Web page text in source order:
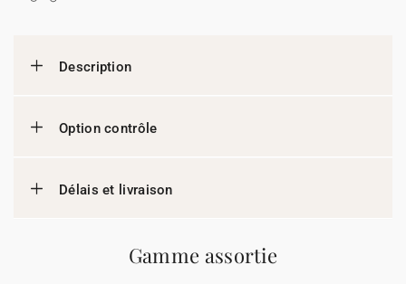
Description
Option contrôle
Délais et livraison
Gamme assortie